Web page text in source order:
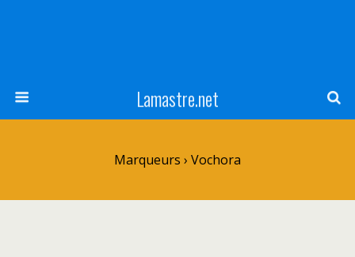
Lamastre.net
Marqueurs › Vochora